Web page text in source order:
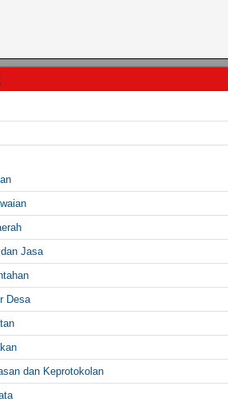
Jasa
Desa
dan Keprotokolan